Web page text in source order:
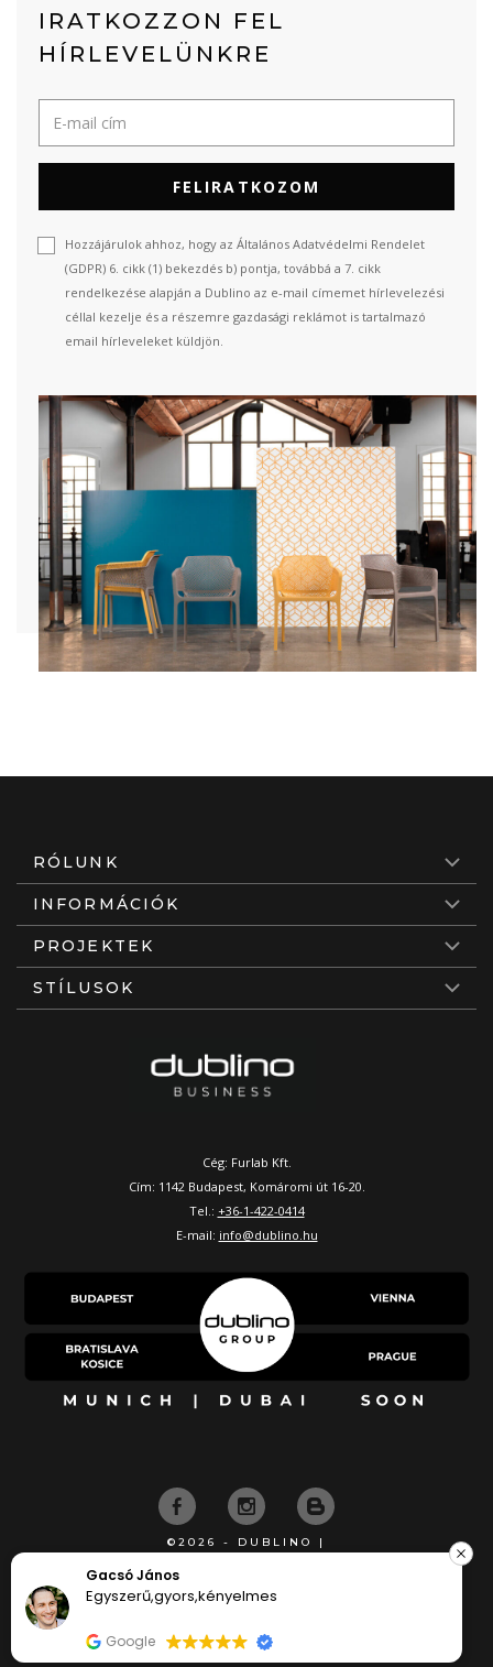
IRATKOZZON FEL
HÍRLEVELÜNKRE
FELIRATKOZOM
Hozzájárulok ahhoz, hogy az Általános Adatvédelmi Rendelet
(GDPR) 6. cikk (1) bekezdés b) pontja, továbbá a 7. cikk
rendelkezése alapján a Dublino az e-mail címemet hírlevelezési
céllal kezelje és a részemre gazdasági reklámot is tartalmazó
email hírleveleket küldjön.
RÓLUNK
INFORMÁCIÓK
PROJEKTEK
STÍLUSOK
Cég: Furlab Kft.
Cím: 1142 Budapest, Komáromi út 16-20.
Tel.: +36-1-422-0414
E-mail: info@dublino.hu
©2026 - DUBLINO |
Flottul ment a rendelés, korrekt a
Google